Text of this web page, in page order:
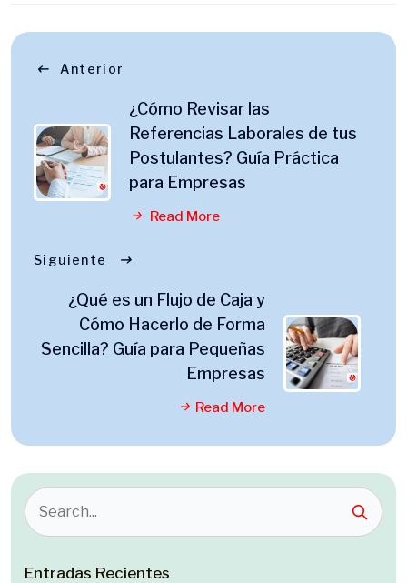
Anterior
¿Cómo Revisar las
Referencias Laborales de tus
Postulantes? Guía Práctica
para Empresas
Read More
Siguiente
¿Qué es un Flujo de Caja y
Cómo Hacerlo de Forma
Sencilla? Guía para Pequeñas
Empresas
Read More
Entradas Recientes